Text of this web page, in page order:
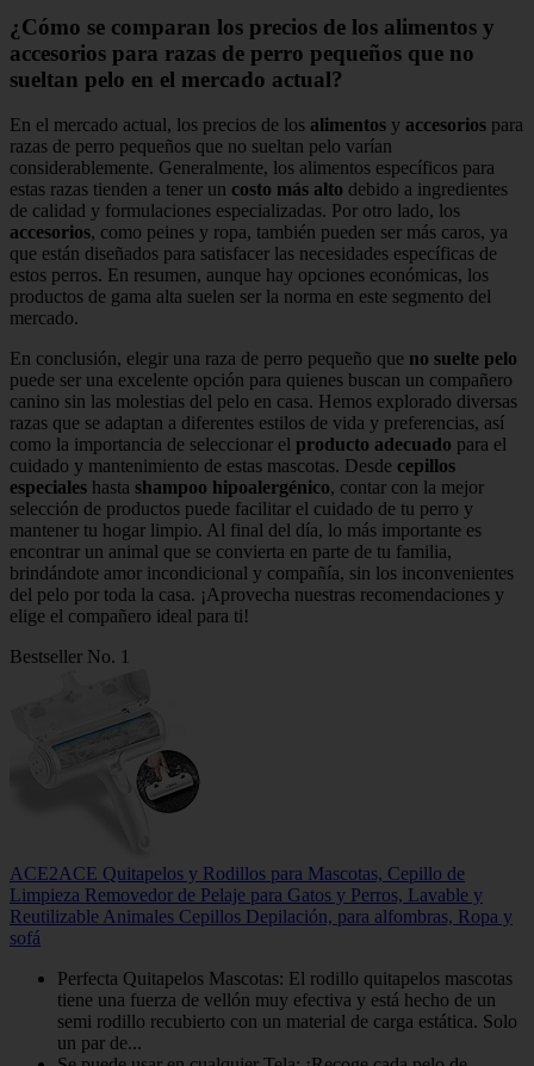
¿Cómo se comparan los precios de los alimentos y
accesorios para razas de perro pequeños que no
sueltan pelo en el mercado actual?
En el mercado actual, los precios de los alimentos y accesorios para
razas de perro pequeños que no sueltan pelo varían
considerablemente. Generalmente, los alimentos específicos para
estas razas tienden a tener un costo más alto debido a ingredientes
de calidad y formulaciones especializadas. Por otro lado, los
accesorios, como peines y ropa, también pueden ser más caros, ya
que están diseñados para satisfacer las necesidades específicas de
estos perros. En resumen, aunque hay opciones económicas, los
productos de gama alta suelen ser la norma en este segmento del
mercado.
En conclusión, elegir una raza de perro pequeño que no suelte pelo
puede ser una excelente opción para quienes buscan un compañero
canino sin las molestias del pelo en casa. Hemos explorado diversas
razas que se adaptan a diferentes estilos de vida y preferencias, así
como la importancia de seleccionar el producto adecuado para el
cuidado y mantenimiento de estas mascotas. Desde cepillos
especiales hasta shampoo hipoalergénico, contar con la mejor
selección de productos puede facilitar el cuidado de tu perro y
mantener tu hogar limpio. Al final del día, lo más importante es
encontrar un animal que se convierta en parte de tu familia,
brindándote amor incondicional y compañía, sin los inconvenientes
del pelo por toda la casa. ¡Aprovecha nuestras recomendaciones y
elige el compañero ideal para ti!
Bestseller No. 1
ACE2ACE Quitapelos y Rodillos para Mascotas, Cepillo de
Limpieza Removedor de Pelaje para Gatos y Perros, Lavable y
Reutilizable Animales Cepillos Depilación, para alfombras, Ropa y
sofá
Perfecta Quitapelos Mascotas: El rodillo quitapelos mascotas
tiene una fuerza de vellón muy efectiva y está hecho de un
semi rodillo recubierto con un material de carga estática. Solo
un par de...